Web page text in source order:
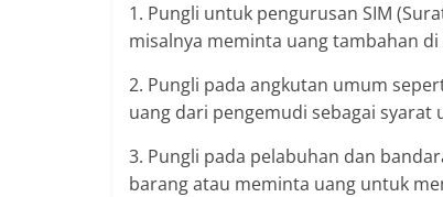
dan
tulis
cerdas,
tajam
dan
1. Pungli untuk pengurusan SIM
misalnya meminta uang tambahan
2. Pungli pada angkutan umum
uang dari pengemudi sebagai
3. Pungli pada pelabuhan dan
barang atau meminta uang untuk